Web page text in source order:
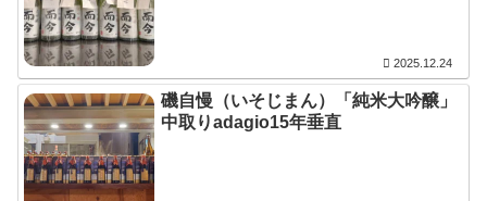
2025.12.24
磯自慢（いそじまん）「純米大吟醸」
中取りadagio15年垂直